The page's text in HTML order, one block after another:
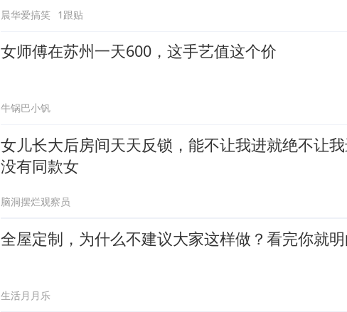
晨华爱搞笑 1跟贴
女师傅在苏州一天600，这手艺值这个价
牛锅巴小钒
女儿长大后房间天天反锁，能不让我进就绝不让
没有同款女
脑洞摆烂观察员
全屋定制，为什么不建议大家这样做？看完你就明
生活月月乐